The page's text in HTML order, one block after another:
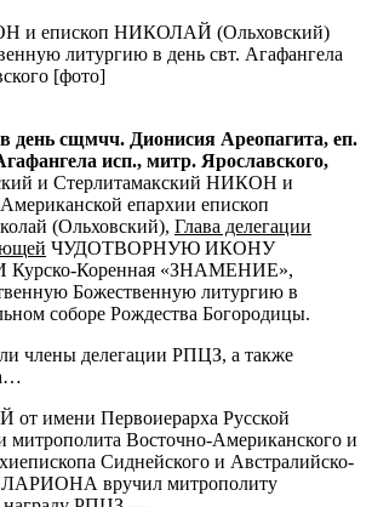
и епископ НИКОЛАЙ (Ольховский)
литургию в день свт. Агафангела
[фото]
в день сщмчч. Дионисия Ареопагита, еп.
исп., митр. Ярославского,
и Стерлитамакский НИКОН и
епархии епископ
(Ольховский), Глава делегации
ЧУДОТВОРНУЮ ИКОНУ
Коренная «ЗНАМЕНИЕ»,
Божественную литургию в
соборе Рождества Богородицы.
члены делегации РПЦЗ, а также
имени Первоиерарха Русской
митрополита Восточно-Американского и
Сиднейского и Австралийско-
вручил митрополиту